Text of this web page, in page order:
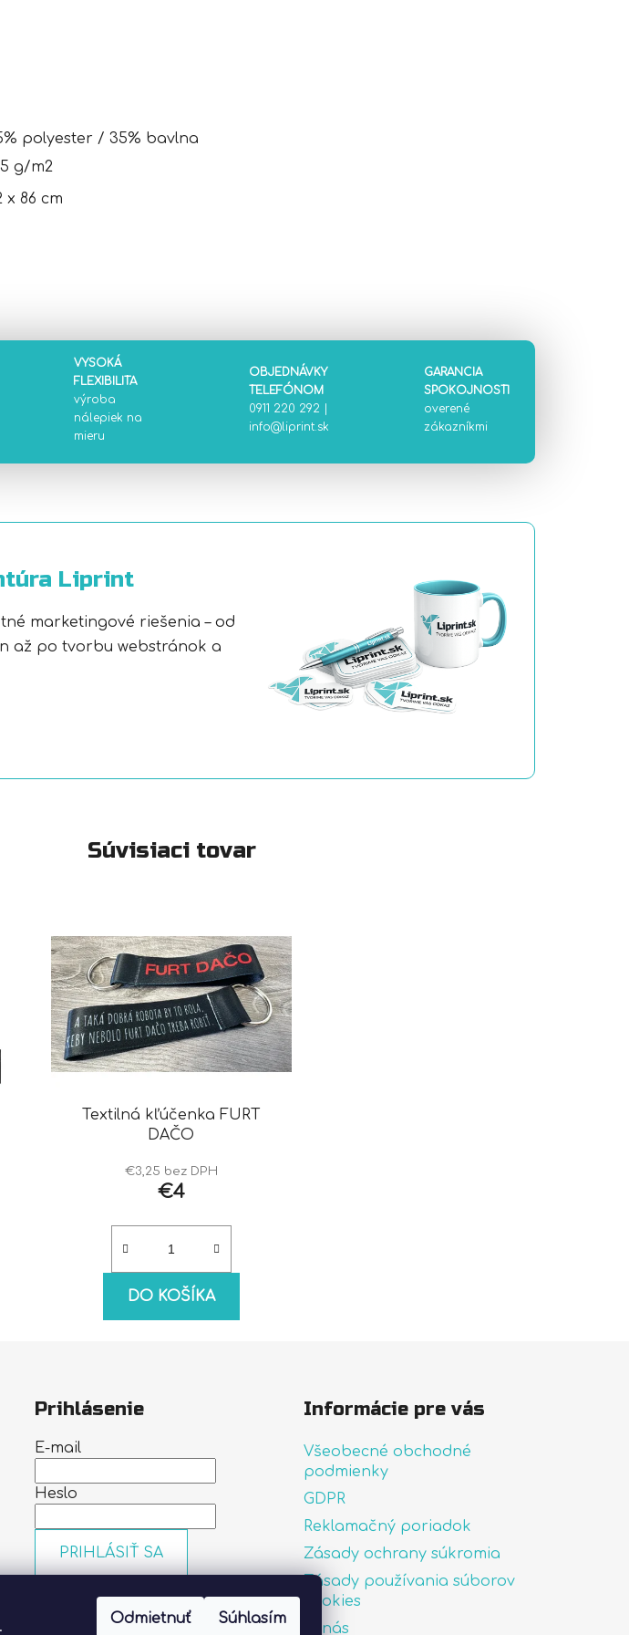
Odmietnuť Súhlasím
polyester / 35% bavlna
g/m2
x 86 cm
VYSOKÁ
FLEXIBILITA
výroba
nálepiek na
mieru
OBJEDNÁVKY
TELEFÓNOM
0911 220 292
info@liprint.sk
GARANCIA
SPOKOJNOSTI
overené
zákazníkmi
Liprint
marketingové riešenia – od
až po tvorbu webstránok a
Súvisiaci tovar
Textilná kľúčenka FURT
DAČO
€3,25 bez DPH
€4
DO KOŠÍKA
Prihlásenie
E-mail
Heslo
PRIHLÁSIŤ SA
Informácie pre vás
Všeobecné obchodné
podmienky
GDPR
Reklamačný poriadok
Zásady ochrany súkromia
Zásady používania súborov
cookies
O nás